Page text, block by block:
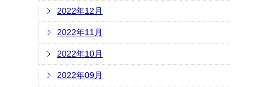
2022年12月
2022年11月
2022年10月
2022年09月